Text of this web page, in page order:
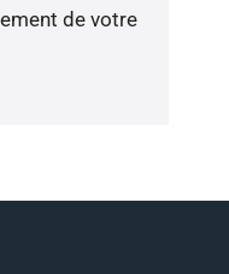
de votre